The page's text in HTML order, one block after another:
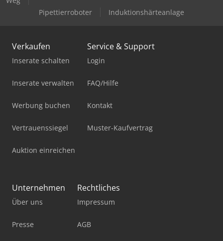
Pipettierroboter
Induktionshärteanlage
Verkaufen
Inserate schalten
Inserate verwalten
Werbung buchen
Vertrauenssiegel
Auktion einreichen
Service & Support
Login
FAQ/Hilfe
Kontakt
Muster-Kaufvertrag
Unternehmen
Über uns
Presse
Rechtliches
Impressum
AGB